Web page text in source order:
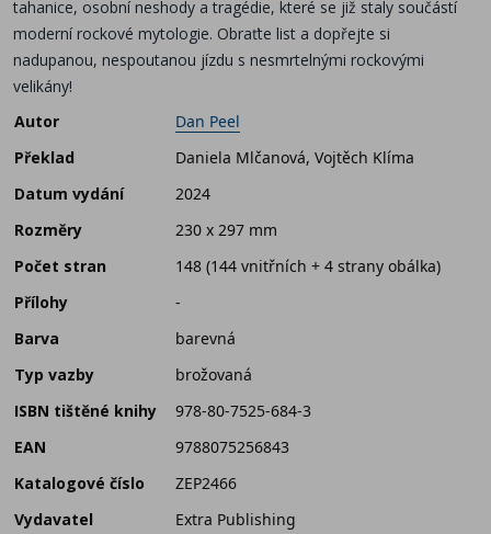
tahanice, osobní neshody a tragédie, které se již staly součástí
moderní rockové mytologie. Obraťte list a dopřejte si
nadupanou, nespoutanou jízdu s nesmrtelnými rockovými
velikány!
Autor
Dan Peel
Překlad
Daniela Mlčanová, Vojtěch Klíma
Datum vydání
2024
Rozměry
230 x 297 mm
Počet stran
148 (144 vnitřních + 4 strany obálka)
Přílohy
-
Barva
barevná
Typ vazby
brožovaná
ISBN tištěné knihy
978-80-7525-684-3
EAN
9788075256843
Katalogové číslo
ZEP2466
Vydavatel
Extra Publishing